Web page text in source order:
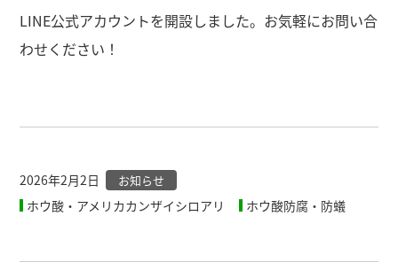
LINE公式アカウントを開設しました。お気軽にお問い合
わせください！
2026年2月2日 お知らせ
ホウ酸・アメリカカンザイシロアリ ホウ酸防腐・防蟻